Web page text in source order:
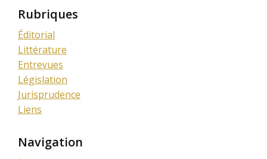
Rubriques
Éditorial
Littérature
Entrevues
Législation
Jurisprudence
Liens
Navigation